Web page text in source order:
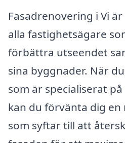
Fasadrenovering i Vi
alla fastighetsägare
förbättra utseendet
sina byggnader. När
som är specialiserat
kan du förvänta dig
som syftar till att